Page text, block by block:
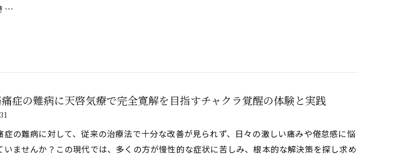
…
症の難病に天啓気療で完全寛解を目指すチャクラ覚醒の体験と実践
症の難病に対して、従来の治療法で十分な改善が見られず、日々の激しい痛みや倦怠感に悩
いませんか？この現代では、多くの方が慢性的な症状に苦しみ、根本的な解決策を探し求め